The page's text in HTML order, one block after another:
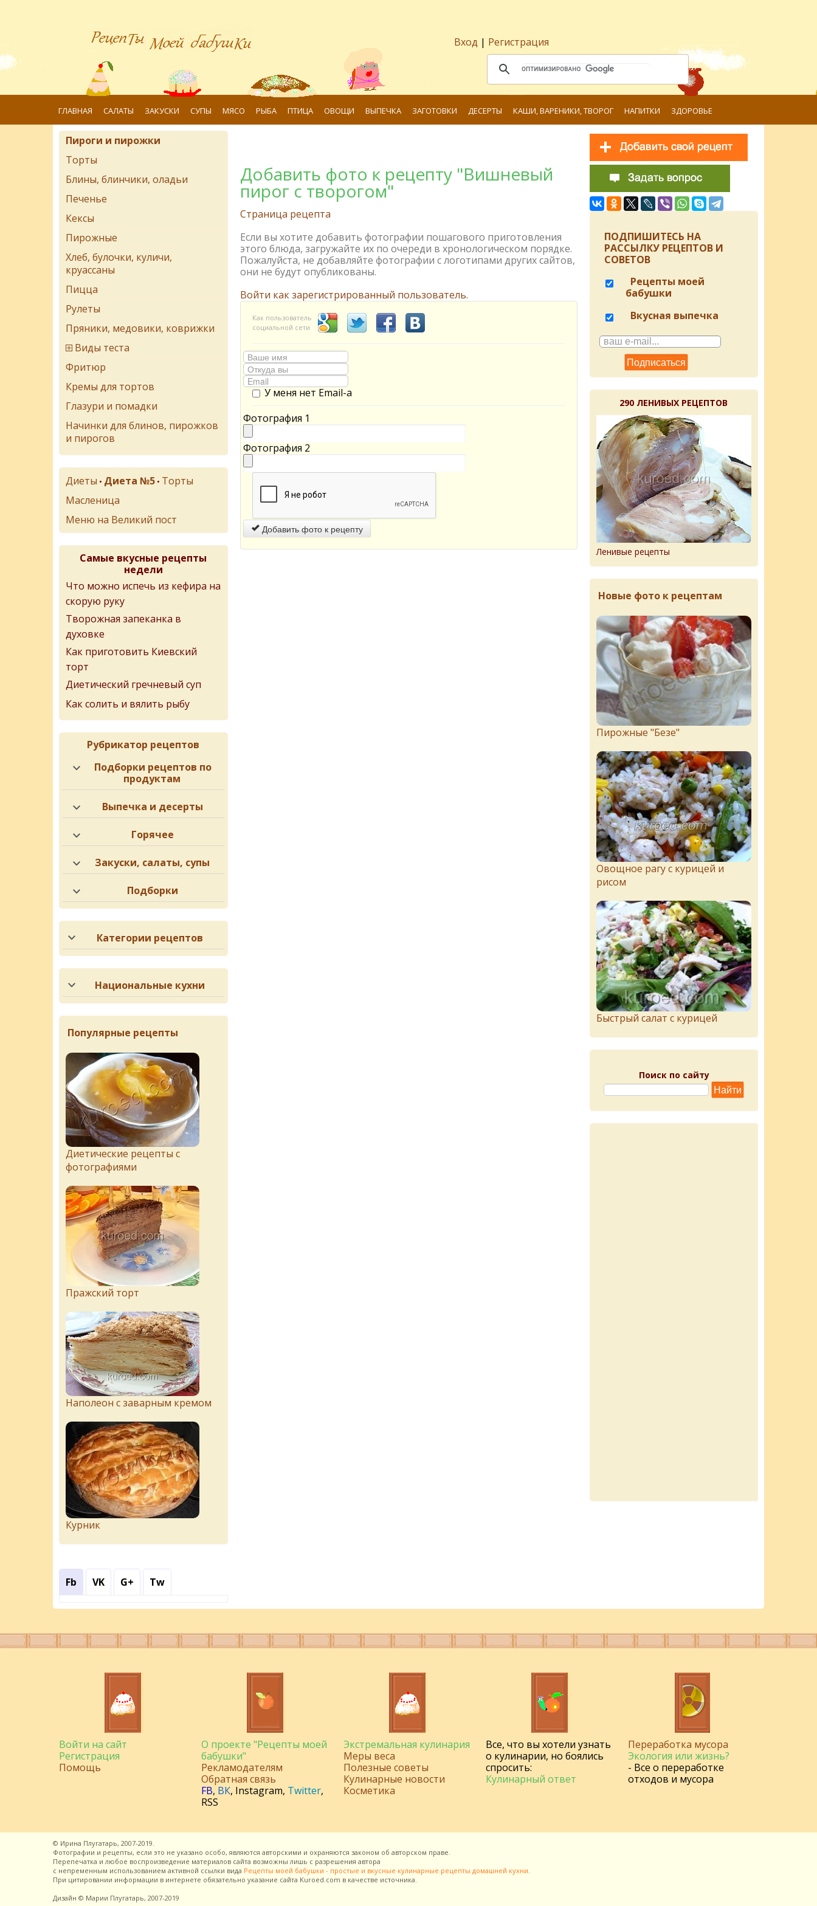
Вход | Регистрация
ГЛАВНАЯ САЛАТЫ ЗАКУСКИ СУПЫ МЯСО РЫБА ПТИЦА ОВОЩИ ВЫПЕЧКА ЗАГОТОВКИ ДЕСЕРТЫ КАШИ, ВАРЕНИКИ, ТВОРОГ НАПИТКИ ЗДОРОВЬЕ
Добавить фото к рецепту "Вишневый
пирог с творогом"
Страница рецепта
Если вы хотите добавить фотографии пошагового приготовления
этого блюда, загружайте их по очереди в хронологическом порядке.
Пожалуйста, не добавляйте фотографии с логотипами других сайтов,
они не будут опубликованы.
Войти как зарегистрированный пользователь.
Как пользователь
социальной сети
У меня нет Email-а
Фотография 1
Фотография 2
Добавить фото к рецепту
Пироги и пирожки
Торты
Блины, блинчики, оладьи
Печенье
Кексы
Пирожные
Хлеб, булочки, куличи,
круассаны
Пицца
Рулеты
Пряники, медовики, коврижки
Виды теста
Фритюр
Кремы для тортов
Глазури и помадки
Начинки для блинов, пирожков
и пирогов
Диеты • Диета №5 • Торты
Масленица
Меню на Великий пост
Самые вкусные рецепты
недели
Что можно испечь из кефира на
скорую руку
Творожная запеканка в
духовке
Как приготовить Киевский
торт
Диетический гречневый суп
Как солить и вялить рыбу
Рубрикатор рецептов
Подборки рецептов по
продуктам
Выпечка и десерты
Горячее
Закуски, салаты, супы
Подборки
Категории рецептов
Национальные кухни
Популярные рецепты
Диетические рецепты с
фотографиями
Пражский торт
Наполеон с заварным кремом
Курник
Fb VK G+ Tw
ПОДПИШИТЕСЬ НА
РАССЫЛКУ РЕЦЕПТОВ И
СОВЕТОВ
Рецепты моей
бабушки
Вкусная выпечка
290 ЛЕНИВЫХ РЕЦЕПТОВ
Ленивые рецепты
Новые фото к рецептам
Пирожныe "Бeзe"
Овощное рагу с курицей и
рисом
Быстрый салат с курицей
Поиск по сайту
Войти на сайт
Регистрация
Помощь
О проекте "Рецепты моей
бабушки"
Рекламодателям
Обратная связь
FB, ВК, Instagram, Twitter,
RSS
Экстремальная кулинария
Меры веса
Полезные советы
Кулинарные новости
Косметика
Все, что вы хотели узнать
о кулинарии, но боялись
спросить:
Кулинарный ответ
Переработка мусора
Экология или жизнь?
- Все о переработке
отходов и мусора
© Ирина Плугатарь, 2007-2019.
Фотографии и рецепты, если это не указано особо, являются авторскими и охраняются законом об авторском праве.
Перепечатка и любое воспроизведение материалов сайта возможны лишь с разрешения автора
с непременным использованием активной ссылки вида Рецепты моей бабушки - простые и вкусные кулинарные рецепты домашней кухни.
При цитировании информации в интернете обязательно указание сайта Kuroed.com в качестве источника.
Дизайн © Марии Плугатарь, 2007-2019